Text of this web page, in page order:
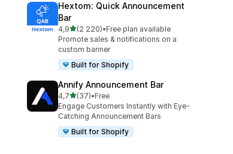
Hextom: Quick Announcement
Bar
4,9z 5 hvězd
(2 220)
Celkový počet recenzí: 2220
•Free plan available
Promote sales & notifications on a
custom banner
Built for Shopify
Annify Announcement Bar
4,7z 5 hvězd
(37)
Celkový počet recenzí: 37
•Free
Engage Customers Instantly with Eye-
Catching Announcement Bars
Built for Shopify